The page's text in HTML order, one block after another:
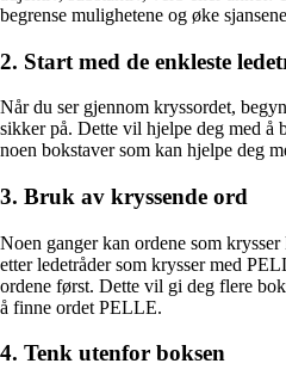
begrense mulighetene og øke
2. Start med de enkleste
Når du ser gjennom kryssordet,
sikker på. Dette vil hjelpe deg med å
noen bokstaver som kan hjelpe deg
3. Bruk av kryssende ord
Noen ganger kan ordene som
etter ledetråder som krysser med
ordene først. Dette vil gi deg flere
å finne ordet PELLE.
4. Tenk utenfor boksen